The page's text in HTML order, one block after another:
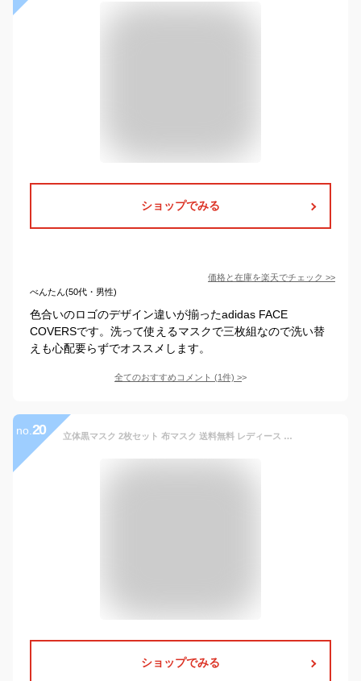
ショップでみる
価格と在庫を楽天でチェック >>
べんたん(50代・男性)
色合いのロゴのデザイン違いが揃ったadidas FACE
COVERSです。洗って使えるマスクで三枚組なので洗い替
えも心配要らずでオススメします。
全てのおすすめコメント (1件) >
no. 20 立体黒マスク 2枚セット 布マスク 送料無料 レディース メンズ 洗える 埃 感染 予防 ファッション 紫外線対策 UV対策 おしゃれ ペアルック
ショップでみる